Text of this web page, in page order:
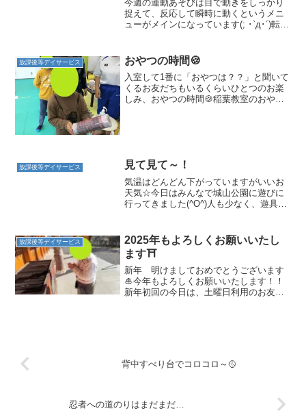
今週の運動あそびは目で動きをしっかり
捉えて、反応して瞬時に動くというメニ
ューがメインになっています(; ･`д･´)転が
ールやバウンドしてくるボールの動きを
いち早く捉え...
放課後等デイサービス おやつの時間🍪
入室して1番に「おやつは？？」と聞いて
くるお友だちもいるくらいひとつのお楽
しみ、おやつの時間🍪稲葉教室のおやつ
放課後等デイサービス 見て見て～！
気温はどんどん下がっていますがいいお
天気☆今日はみんなで城山公園に遊びに
行ってきました(^O^)人も少なく、遊具は
たよ☆ブランコが大好きなお友だちはほ
とんどブランコで遊...
放課後等デイサービス
2025年もよろしくお願いいたし
ます⛩
新年 明けましておめでとうございます
🎍今年もよろしくお願いいたします！！
新年初回の今日は、土曜日利用のお友達
背中すべり台でコロコロ～🥎
忍者への道のりはまだまだ…